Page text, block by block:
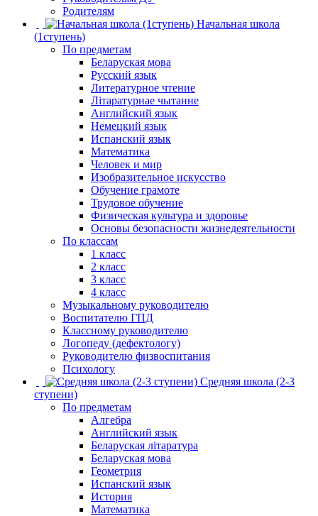
Родителям
Начальная школа
(1ступень)
По предметам
Беларуская мова
Русский язык
Литературное чтение
Літаратурнае чытанне
Английский язык
Немецкий язык
Испанский язык
Математика
Человек и мир
Изобразительное искусство
Обучение грамоте
Трудовое обучение
Физическая культура и здоровье
Основы безопасности жизнедеятельности
По классам
1 класс
2 класс
3 класс
4 класс
Музыкальному руководителю
Воспитателю ГПД
Классному руководителю
Логопеду (дефектологу)
Руководителю физвоспитания
Психологу
Средняя школа (2-3
ступени)
По предметам
Алгебра
Английский язык
Беларуская літаратура
Беларуская мова
Геометрия
Испанский язык
История
Математика